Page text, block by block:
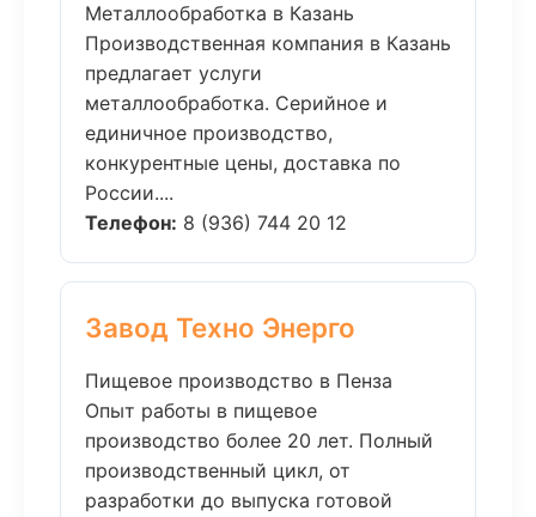
Металлообработка в Казань
Производственная компания в Казань
предлагает услуги
металлообработка. Серийное и
единичное производство,
конкурентные цены, доставка по
России....
Телефон: 8 (936) 744 20 12
Завод Техно Энерго
Пищевое производство в Пенза
Опыт работы в пищевое
производство более 20 лет. Полный
производственный цикл, от
разработки до выпуска готовой